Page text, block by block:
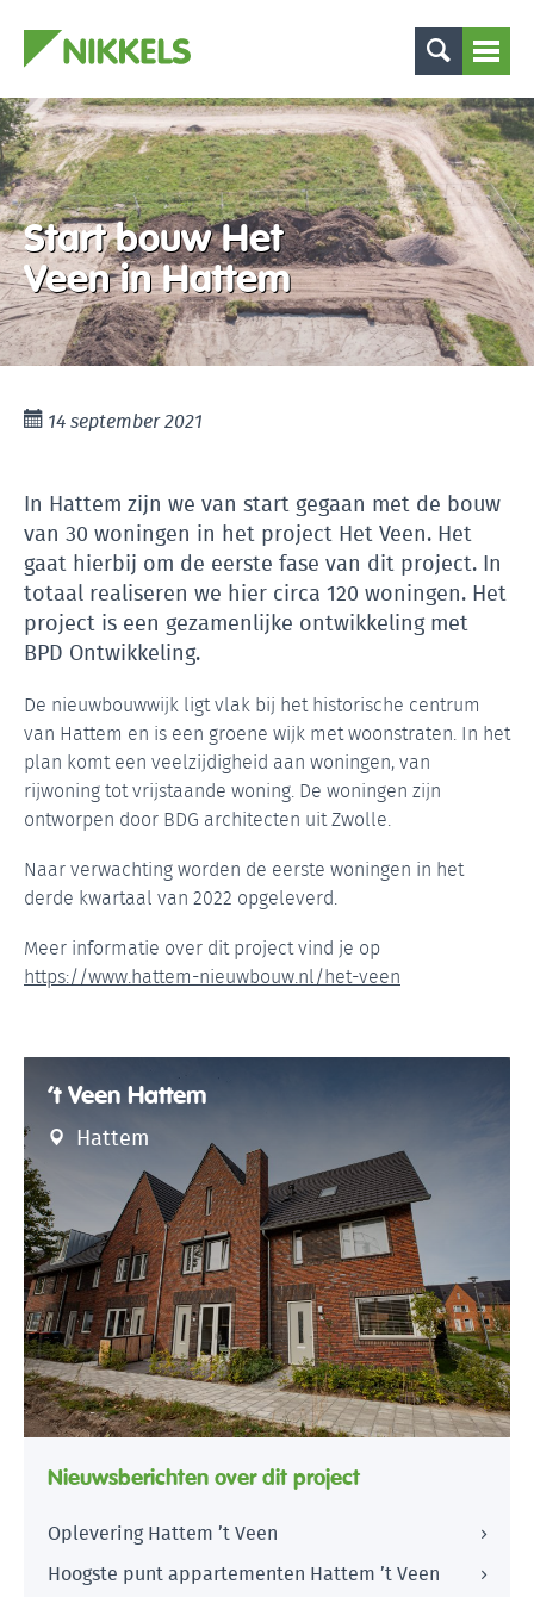
Start bouw Het
Veen in Hattem
14 september 2021
In Hattem zijn we van start gegaan met de bouw
van 30 woningen in het project Het Veen. Het
gaat hierbij om de eerste fase van dit project. In
totaal realiseren we hier circa 120 woningen. Het
project is een gezamenlijke ontwikkeling met
BPD Ontwikkeling.
De nieuwbouwwijk ligt vlak bij het historische centrum
van Hattem en is een groene wijk met woonstraten. In het
plan komt een veelzijdigheid aan woningen, van
rijwoning tot vrijstaande woning. De woningen zijn
ontworpen door BDG architecten uit Zwolle.
Naar verwachting worden de eerste woningen in het
derde kwartaal van 2022 opgeleverd.
Meer informatie over dit project vind je op
https://www.hattem-nieuwbouw.nl/het-veen
’t Veen Hattem
Hattem
Nieuwsberichten over dit project
Oplevering Hattem ’t Veen
Hoogste punt appartementen Hattem ’t Veen